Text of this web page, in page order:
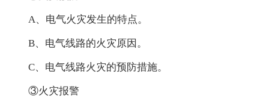
A、电气火灾发生的特点。
B、电气线路的火灾原因。
C、电气线路火灾的预防措施。
③火灾报警